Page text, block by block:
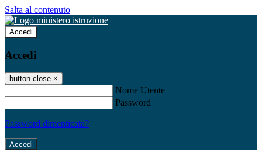
Salta al contenuto
Accedi
Accedi
button close ×
Nome Utente
Password
Password dimenticata?